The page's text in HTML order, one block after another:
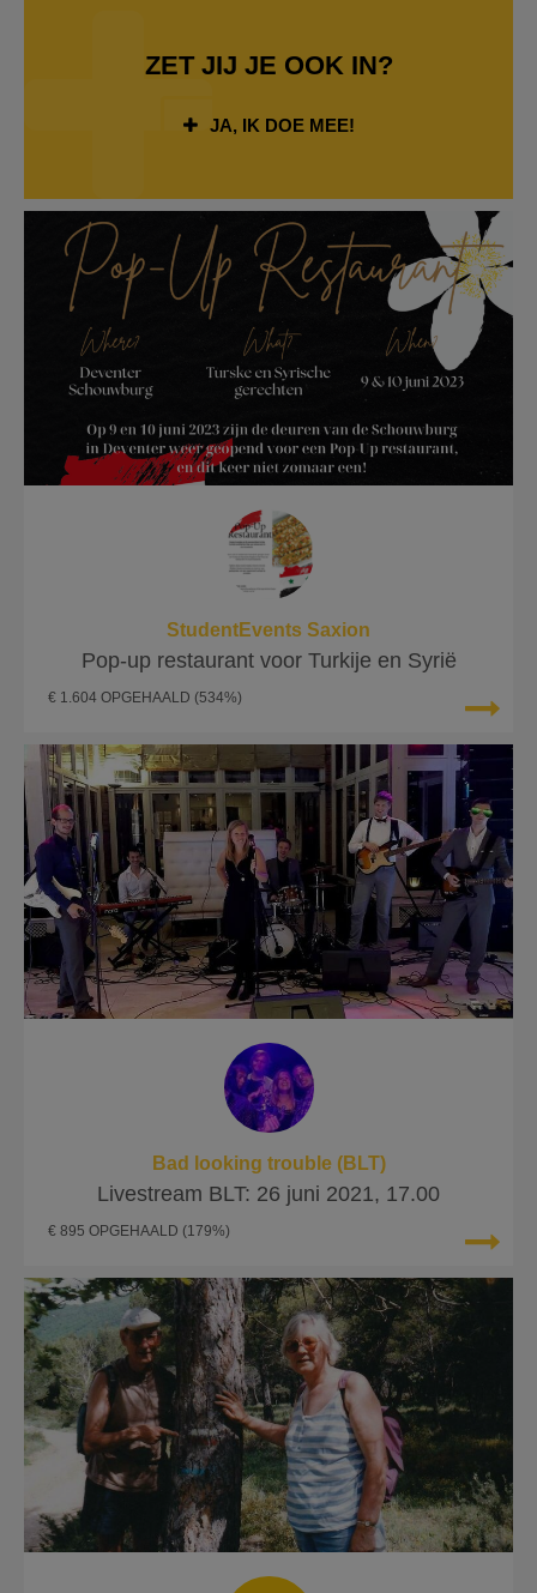
ZET JIJ JE OOK IN?
JA, IK DOE MEE!
StudentEvents Saxion
Pop-up restaurant voor Turkije en Syrië
€ 1.604 OPGEHAALD (534%)
Bad looking trouble (BLT)
Livestream BLT: 26 juni 2021, 17.00
€ 895 OPGEHAALD (179%)